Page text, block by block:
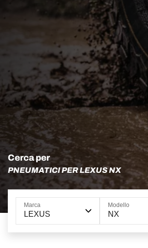
Cerca per
PNEUMATICI PER LEXUS NX
Marca
LEXUS
Modello
NX